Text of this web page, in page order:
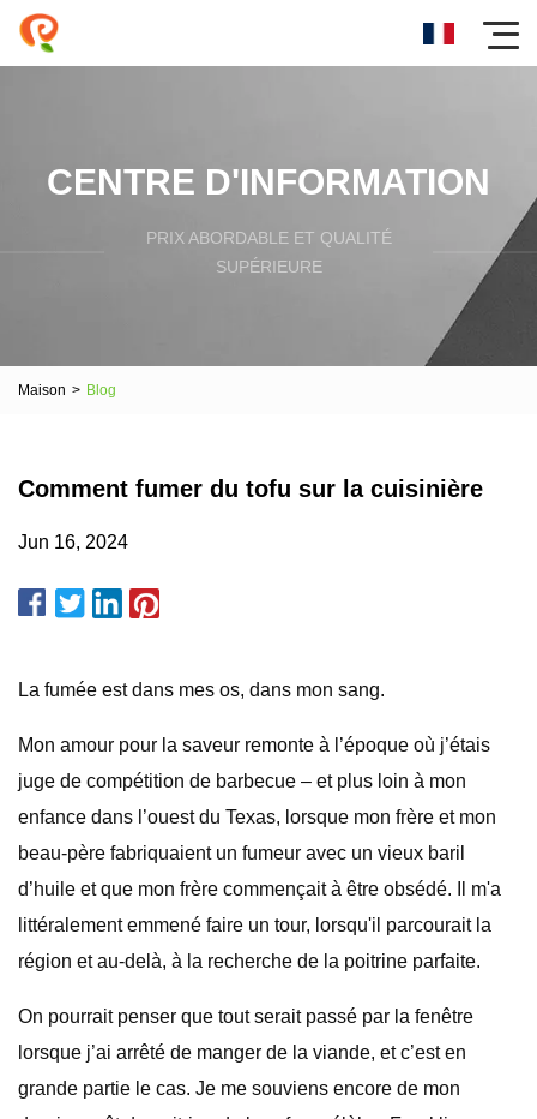
CENTRE D'INFORMATION
PRIX ​​ABORDABLE ET QUALITÉ
SUPÉRIEURE
Maison > Blog
Comment fumer du tofu sur la cuisinière
Jun 16, 2024
La fumée est dans mes os, dans mon sang.
Mon amour pour la saveur remonte à l’époque où j’étais
juge de compétition de barbecue – et plus loin à mon
enfance dans l’ouest du Texas, lorsque mon frère et mon
beau-père fabriquaient un fumeur avec un vieux baril
d’huile et que mon frère commençait à être obsédé. Il m'a
littéralement emmené faire un tour, lorsqu'il parcourait la
région et au-delà, à la recherche de la poitrine parfaite.
On pourrait penser que tout serait passé par la fenêtre
lorsque j’ai arrêté de manger de la viande, et c’est en
grande partie le cas. Je me souviens encore de mon